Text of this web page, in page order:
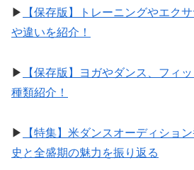
▶︎
【保存版】トレーニングやエク
や違いを紹介！
▶︎
【保存版】ヨガやダンス、フィ
種類紹介！
▶︎
【特集】米ダンスオーディショ
史と全盛期の魅力を振り返る